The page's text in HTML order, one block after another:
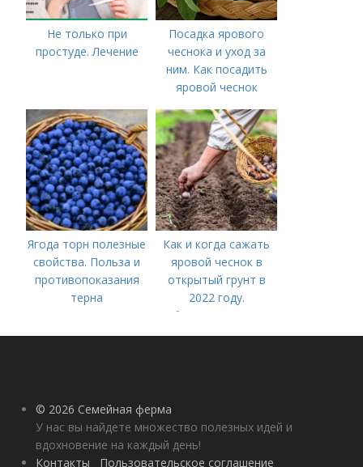
Не только при
простуде. Лечение
Посадка ярового
чеснока и уход за
ним. Как посадить
яровой чеснок
Ягода торн полезные
свойства. Польза и
противопоказания
терна
Как и когда сажать
яровой чеснок в
открытый грунт в
2022 году.
Добавление статьи в
новую подборку
© 2026 Семейная ферма
У нас вы найдете множество полезных идей и
вдохновение на каждый день!
Контакты
Пользовательское соглашение